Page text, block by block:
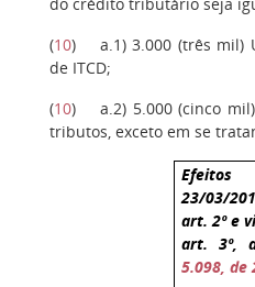
(10)
a.1) 3.000 (três mil)
de ITCD;
(10)
a.2) 5.000 (cinco
tributos, exceto em se
23/03/
art. 2º e
art. 3º,
5.098, de